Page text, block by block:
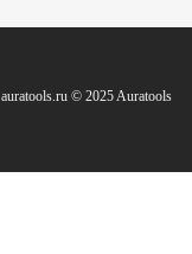
auratools.ru © 2025 Auratools